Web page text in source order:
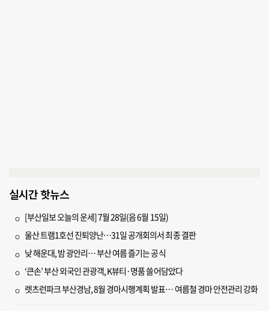
실시간 핫뉴스
[부산일보 오늘의 운세] 7월 28일(음 6월 15일)
울산 트램1호선 진퇴양난…31일 공개회의서 최종 결판
낮 해운대, 밤 광안리… 부산 여름 즐기는 공식
‘큰손’ 부산 외국인 관광객, K뷰티·명품 쓸어담았다
렛츠런파크 부산경남, 8월 경마시행계획 발표… 여름철 경마 안전관리 강화